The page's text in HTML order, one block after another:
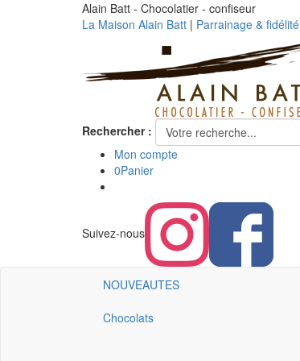
Alain Batt - Chocolatier - confiseur
La Maison Alain Batt | Parrainage & fidélité
Rechercher :
Mon compte
0Panier
Suivez-nous
NOUVEAUTES
Chocolats